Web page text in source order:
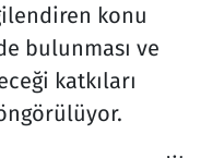
konu
bulunması ve
katkıları